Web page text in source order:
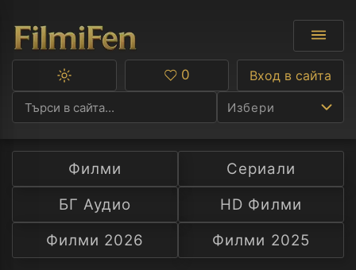
Избери
Ф
С
А
Превключване
тъмна
тема
Любими
0 Вход в сайта
Филми
Сериали
БГ Аудио
HD Филми
Филми 2026
Филми 2025